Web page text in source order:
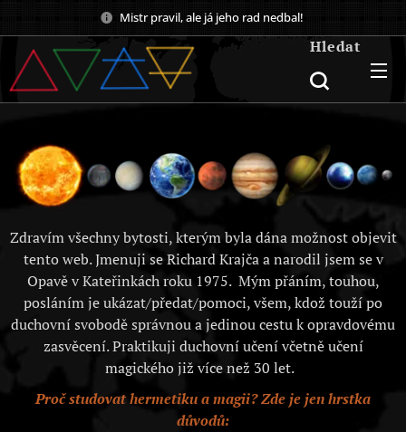
Mistr pravil, ale já jeho rad nedbal!
Hledat
Zdravím všechny bytosti, kterým byla dána možnost objevit
tento web. Jmenuji se Richard Krajča a narodil jsem se v
Opavě v Kateřinkách roku 1975. Mým přáním, touhou,
posláním je ukázat/předat/pomoci, všem, kdož touží po
duchovní svobodě správnou a jedinou cestu k opravdovému
zasvěcení. Praktikuji duchovní učení včetně učení
magického již více než 30 let.
Proč studovat hermetiku a magii? Zde je jen hrstka
důvodů: